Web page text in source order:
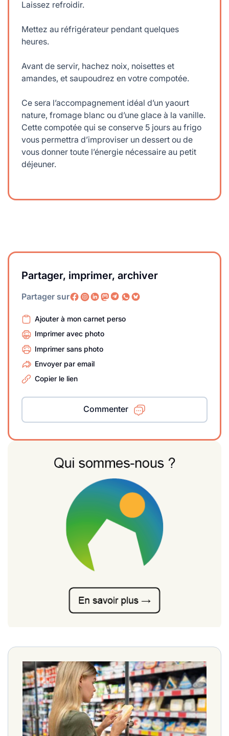
Laissez refroidir.
Mettez au réfrigérateur pendant quelques
heures.
Avant de servir, hachez noix, noisettes et
amandes, et saupoudrez en votre compotée.
Ce sera l’accompagnement idéal d’un yaourt
nature, fromage blanc ou d’une glace à la vanille.
Cette compotée qui se conserve 5 jours au frigo
vous permettra d’improviser un dessert ou de
vous donner toute l’énergie nécessaire au petit
déjeuner.
Partager, imprimer, archiver
Partager sur
Ajouter à mon carnet perso
Imprimer avec photo
Imprimer sans photo
Envoyer par email
Copier le lien
Commenter